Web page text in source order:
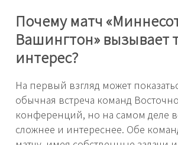
Почему матч
Вашингтон» вызывает
интерес?
На первый взгляд может
обычная встреча команд
конференций, но на самом деле
сложнее и интереснее. Обе